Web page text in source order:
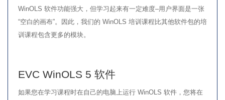
WinOLS 软件功能强大，但学习起来有一定难度–用户界面是一张
“空白的画布”。因此，我们的 WinOLS 培训课程比其他软件包的培
训课程包含更多的模块。
EVC WinOLS 5 软件
如果您在学习课程时在自己的电脑上运行 WinOLS 软件，您将在